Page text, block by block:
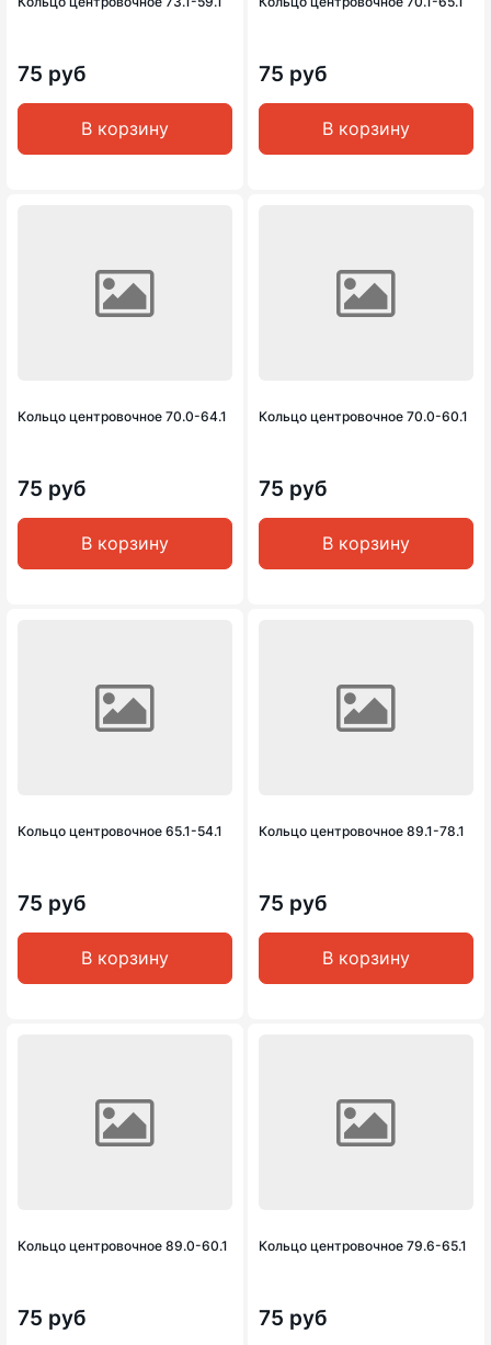
75 руб
В корзину
75 руб
В корзину
Кольцо центровочное 70.0-64.1
75 руб
В корзину
Кольцо центровочное 70.0-60.1
75 руб
В корзину
Кольцо центровочное 65.1-54.1
75 руб
В корзину
Кольцо центровочное 89.1-78.1
75 руб
В корзину
Кольцо центровочное 89.0-60.1
75 руб
Кольцо центровочное 79.6-65.1
75 руб